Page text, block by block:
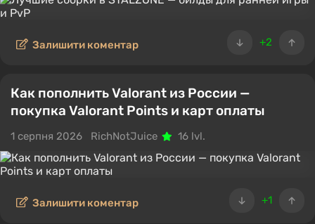
+2
Залишити коментар
Как пополнить Valorant из России —
покупка Valorant Points и карт оплаты
1 серпня 2026 RichNotJuice 16 lvl.
+1
Залишити коментар